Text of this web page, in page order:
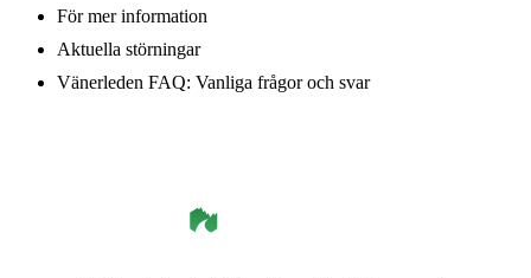
För mer information
Aktuella störningar
Vänerleden FAQ: Vanliga frågor och svar